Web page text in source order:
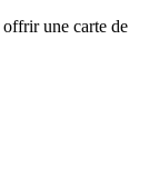
une carte de